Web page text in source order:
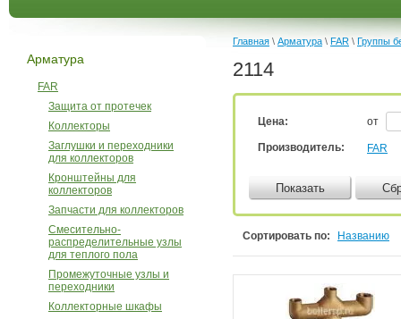
Арматура
FAR
Защита от протечек
Коллекторы
Заглушки и переходники
для коллекторов
Кронштейны для
коллекторов
Запчасти для коллекторов
Смесительно-
распределительные узлы
для теплого пола
Промежуточные узлы и
переходники
Коллекторные шкафы
Главная \ Арматура \ FAR \ Группы
2114
Цена: от
Производитель: FAR
Показать
Сортировать по: Названию